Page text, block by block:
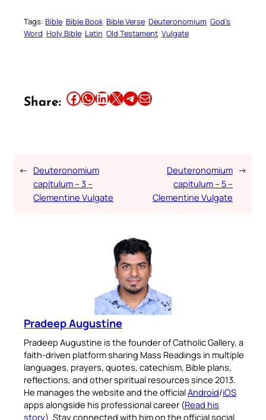
Tags: Bible Bible Book Bible Verse Deuteronomium God’s
Word Holy Bible Latin Old Testament Vulgate
Share: Share this article on Facebook Share this article on WhatsApp Share this article on LinkedIn Share this article on X Share this article on TelegramEmail this Article
← Deuteronomium
capitulum – 3 –
Clementine Vulgate
Deuteronomium
capitulum – 5 –
Clementine Vulgate
→
Pradeep Augustine
Pradeep Augustine is the founder of Catholic Gallery, a
faith-driven platform sharing Mass Readings in multiple
languages, prayers, quotes, catechism, Bible plans,
reflections, and other spiritual resources since 2013.
He manages the website and the officialAndroid/iOS
apps alongside his professional career (Read his
story). Stay connected with him on the official social